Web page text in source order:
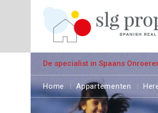
De specialist in Spaans
Home Appartementen